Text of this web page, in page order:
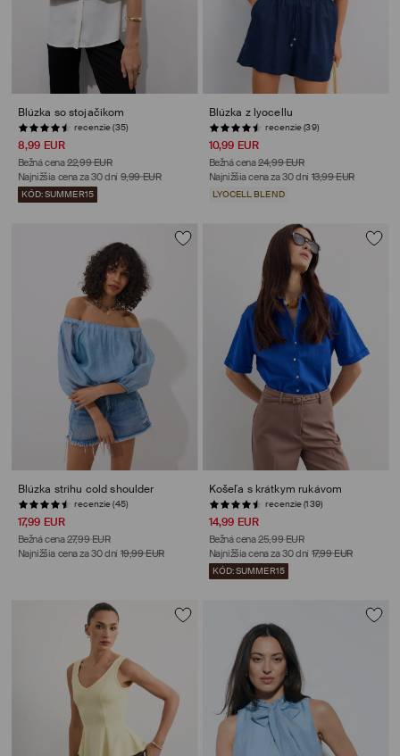
Blúzka so stojačikom
recenzie (35)
8,99 EUR
Bežná cena 22,99 EUR
Najnižšia cena za 30 dní 9,99 EUR
KÓD: SUMMER15
Blúzka z lyocellu
recenzie (39)
10,99 EUR
Bežná cena 24,99 EUR
Najnižšia cena za 30 dní 13,99 EUR
LYOCELL BLEND
Blúzka strihu cold shoulder
recenzie (45)
17,99 EUR
Bežná cena 27,99 EUR
Najnižšia cena za 30 dní 19,99 EUR
Košeľa s krátkym rukávom
recenzie (139)
14,99 EUR
Bežná cena 25,99 EUR
Najnižšia cena za 30 dní 17,99 EUR
KÓD: SUMMER15